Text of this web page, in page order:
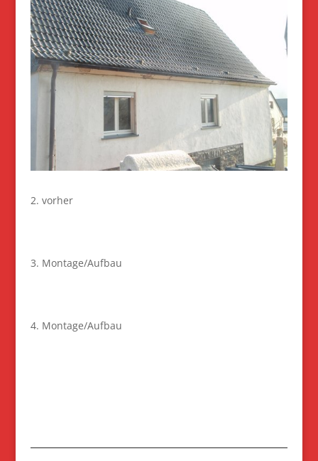
2. vorher
3. Montage/Aufbau
4. Montage/Aufbau